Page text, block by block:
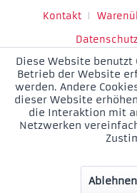
Kontakt
Datenschutz
Diese Website benutzt
Betrieb der Website
werden. Andere
dieser Website
die Interaktion mit
Netzwerken
Ablehnen